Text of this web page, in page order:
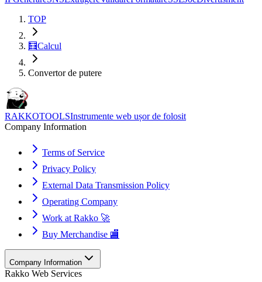
TOP
🧮Calcul
Convertor de putere
RAKKOTOOLSInstrumente web ușor de folosit
Company Information
Terms of Service
Privacy Policy
External Data Transmission Policy
Operating Company
Work at Rakko 🚀
Buy Merchandise 🏬
Company Information
Rakko Web Services